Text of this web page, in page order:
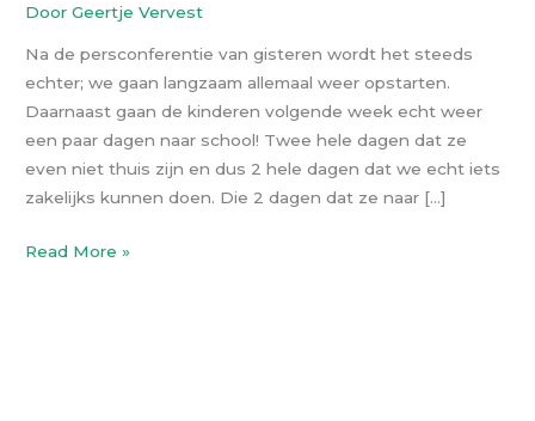
DoorGeertje Vervest
Na de persconferentie van gisteren wordt het steeds
echter; we gaan langzaam allemaal weer opstarten.
Daarnaast gaan de kinderen volgende week echt weer
een paar dagen naar school! Twee hele dagen dat ze
even niet thuis zijn en dus 2 hele dagen dat we echt iets
zakelijks kunnen doen. Die 2 dagen dat ze naar […]
Read More »